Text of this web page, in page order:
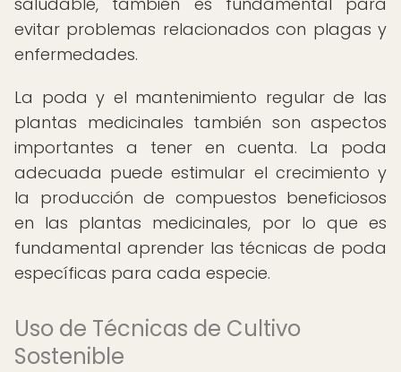
evitar problemas relacionados con plagas y
enfermedades.
La poda y el mantenimiento regular de las
plantas medicinales también son aspectos
importantes a tener en cuenta. La poda
adecuada puede estimular el crecimiento y
la producción de compuestos beneficiosos
en las plantas medicinales, por lo que es
fundamental aprender las técnicas de poda
específicas para cada especie.
Uso de Técnicas de Cultivo
Sostenible